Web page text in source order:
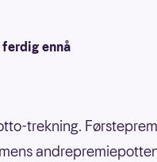
ennå
trekning.